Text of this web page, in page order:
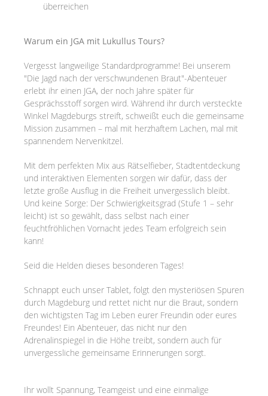
überreichen
Warum ein JGA mit Lukullus Tours?
Vergesst langweilige Standardprogramme! Bei unserem
"Die Jagd nach der verschwundenen Braut"-Abenteuer
erlebt ihr einen JGA, der noch Jahre später für
Gesprächsstoff sorgen wird. Während ihr durch versteckte
Winkel Magdeburgs streift, schweißt euch die gemeinsame
Mission zusammen – mal mit herzhaftem Lachen, mal mit
spannendem Nervenkitzel.
Mit dem perfekten Mix aus Rätselfieber, Stadtentdeckung
und interaktiven Elementen sorgen wir dafür, dass der
letzte große Ausflug in die Freiheit unvergesslich bleibt.
Und keine Sorge: Der Schwierigkeitsgrad (Stufe 1 – sehr
leicht) ist so gewählt, dass selbst nach einer
feuchtfröhlichen Vornacht jedes Team erfolgreich sein
kann!
Seid die Helden dieses besonderen Tages!
Schnappt euch unser Tablet, folgt den mysteriösen Spuren
durch Magdeburg und rettet nicht nur die Braut, sondern
den wichtigsten Tag im Leben eurer Freundin oder eures
Freundes! Ein Abenteuer, das nicht nur den
Adrenalinspiegel in die Höhe treibt, sondern auch für
unvergessliche gemeinsame Erinnerungen sorgt.
Ihr wollt Spannung, Teamgeist und eine einmalige